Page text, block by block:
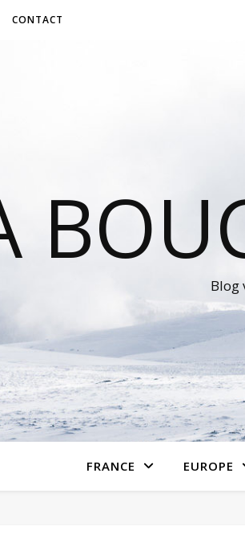
CONTACT
Blog
FRANCE EUROPE